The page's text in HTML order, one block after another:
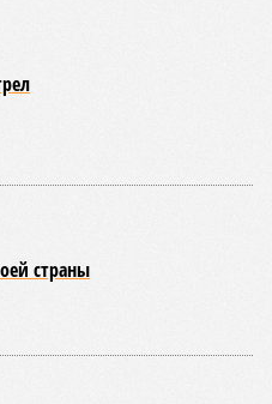
своих позициях он стоит
и они обязаны это
Хотя что тут
лет занимался
поднялся на
Думы, где сидит уже третий
он смотрит на женщин,
приплод. Теперь он
и намеренно хотят
как раз правильно. И
выводы.
Продвигают образ